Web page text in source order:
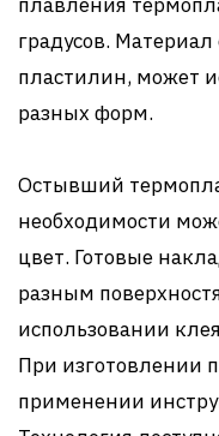
градусов.
пластилин, может
разных форм.
Остывший
необходимости
цвет. Готовые
разным
использовании
При изготовлении
применении